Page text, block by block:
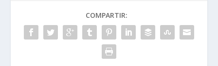
COMPARTIR: